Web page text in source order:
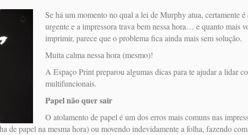
Se há um momento no qual a lei de Murphy atua, certamente
urgente e a impressora trava bem nessa hora… e quanto mais
imprimir, parece que o problema fica ainda mais sem solução.
Muita calma nessa hora (mesmo)!
A Espaço Print preparou algumas dicas para te ajudar a lidar
multifuncionais.
Papel não quer sair
O atolamento de papel é um dos erros mais comuns nas
de papel na mesma hora) ou movendo indevidamente a folha, fazendo